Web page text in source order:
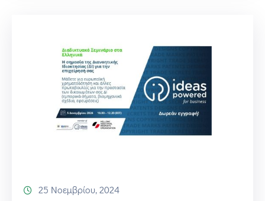
25 Νοεμβρίου, 2024